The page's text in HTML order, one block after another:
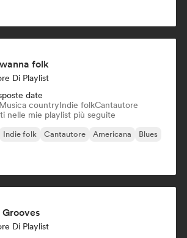
folk
Di Playlist
date
Musica countryIndie folkCantautore
nelle mie playlist più seguite
Indie folk Cantautore Americana Blues
Grooves
Di Playlist